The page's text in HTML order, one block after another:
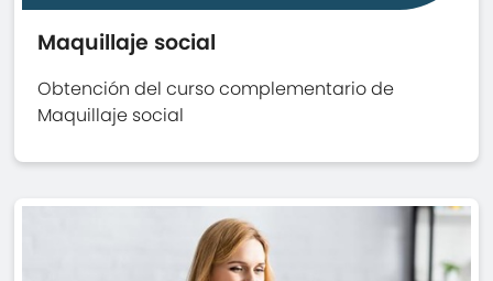
Maquillaje social
Obtención del curso complementario de
Maquillaje social